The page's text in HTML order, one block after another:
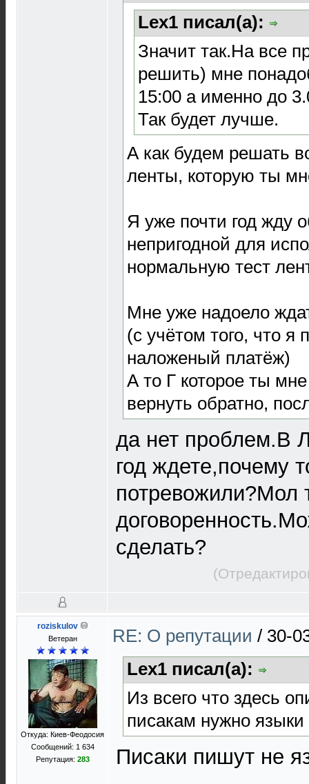
Lex1 писал(а):
Значит так.На все
решить) мне
15:00 а именно до
Так будет лучше.
А как будем решать
ленты, которую ты
Я уже почти год жду
непригодной для
нормальную тест
Мне уже надоело
(с учётом того, что я
наложеный платёж)
А то Г которое ты
вернуть обратно,
да нет проблем.В
год ждете,почему
потревожили?Мол
сделать?
roziskulov
Ветеран
Откуда: Киев-Феодосия
Сообщений: 1 634
Репутация: 283
RE: О репутации / 30-
Lex1 писал(а):
Из всего что здесь
писакам нужно языки
Писаки пишут не